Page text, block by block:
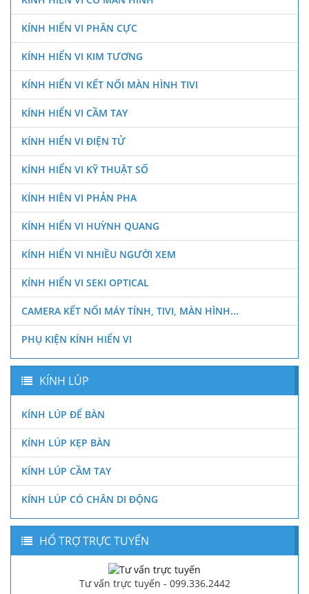
KÍNH HIỂN VI PHÂN CỰC
KÍNH HIỂN VI KIM TƯƠNG
KÍNH HIỂN VI KẾT NỐI MÀN HÌNH TIVI
KÍNH HIỂN VI CẦM TAY
KÍNH HIỂN VI ĐIỆN TỬ
KÍNH HIỂN VI KỸ THUẬT SỐ
KÍNH HIÊN VI PHẢN PHA
KÍNH HIỂN VI HUỲNH QUANG
KÍNH HIỂN VI NHIỀU NGƯỜI XEM
KÍNH HIỂN VI SEKI OPTICAL
CAMERA KẾT NỐI MÁY TÍNH, TIVI, MÀN HÌNH...
PHỤ KIỆN KÍNH HIỂN VI
KÍNH LÚP
KÍNH LÚP ĐỂ BÀN
KÍNH LÚP KẸP BÀN
KÍNH LÚP CẦM TAY
KÍNH LÚP CÓ CHÂN DI ĐỘNG
HỔ TRỢ TRỰC TUYẾN
Tư vấn trực tuyến - 099.336.2442